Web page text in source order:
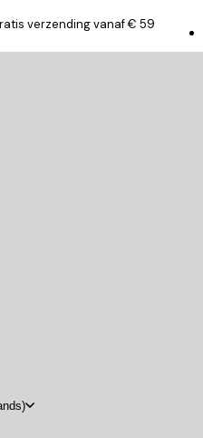
verzending vanaf € 59